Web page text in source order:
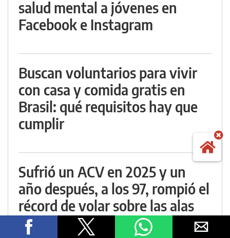
salud mental a jóvenes en
Facebook e Instagram
Buscan voluntarios para vivir
con casa y comida gratis en
Brasil: qué requisitos hay que
cumplir
Sufrió un ACV en 2025 y un
año después, a los 97, rompió el
récord de volar sobre las alas
de un avión